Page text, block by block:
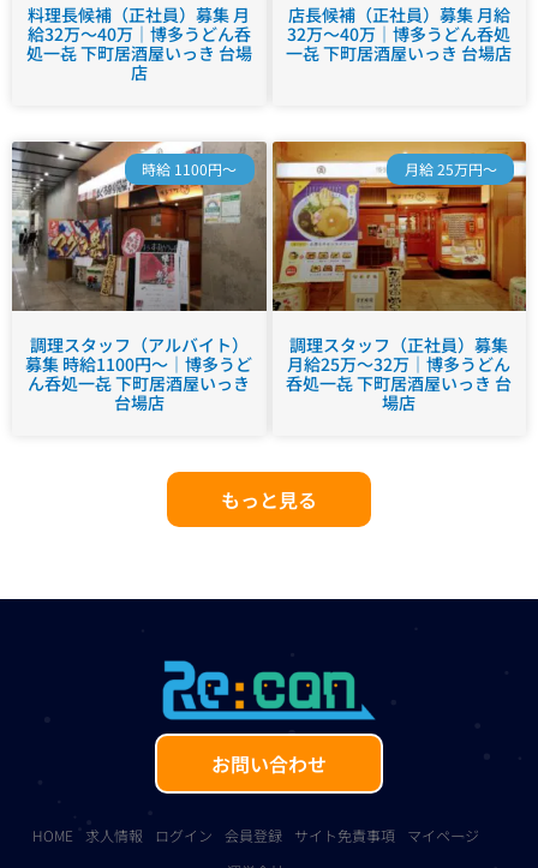
料理長候補（正社員）募集 月
給32万～40万｜博多うどん呑
処一㐂 下町居酒屋いっき 台場
店
店長候補（正社員）募集 月給
32万～40万｜博多うどん呑処
一㐂 下町居酒屋いっき 台場店
時給 1100円～
調理スタッフ（アルバイト）
募集 時給1100円～｜博多うど
ん呑処一㐂 下町居酒屋いっき
台場店
月給 25万円～
調理スタッフ（正社員）募集
月給25万～32万｜博多うどん
呑処一㐂 下町居酒屋いっき 台
場店
もっと見る
お問い合わせ
HOME 求人情報 ログイン 会員登録 サイト免責事項
マイページ